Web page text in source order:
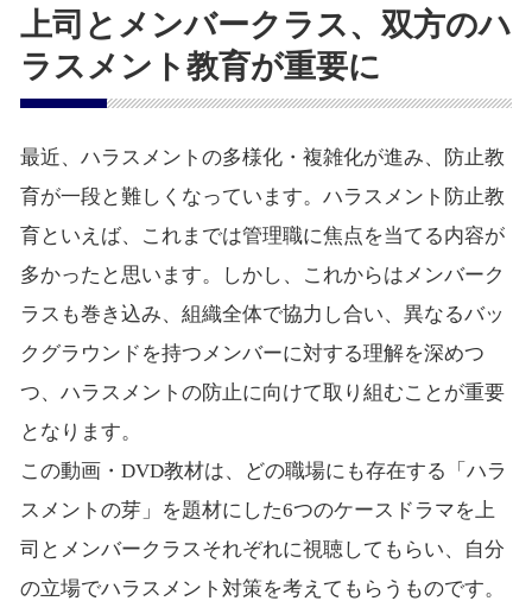
上司とメンバークラス、双方のハ
ラスメント教育が重要に
最近、ハラスメントの多様化・複雑化が進み、防止教
育が一段と難しくなっています。ハラスメント防止教
育といえば、これまでは管理職に焦点を当てる内容が
多かったと思います。しかし、これからはメンバーク
ラスも巻き込み、組織全体で協力し合い、異なるバッ
クグラウンドを持つメンバーに対する理解を深めつ
つ、ハラスメントの防止に向けて取り組むことが重要
となります。
この動画・DVD教材は、どの職場にも存在する「ハラ
スメントの芽」を題材にした6つのケースドラマを上
司とメンバークラスそれぞれに視聴してもらい、自分
の立場でハラスメント対策を考えてもらうものです。